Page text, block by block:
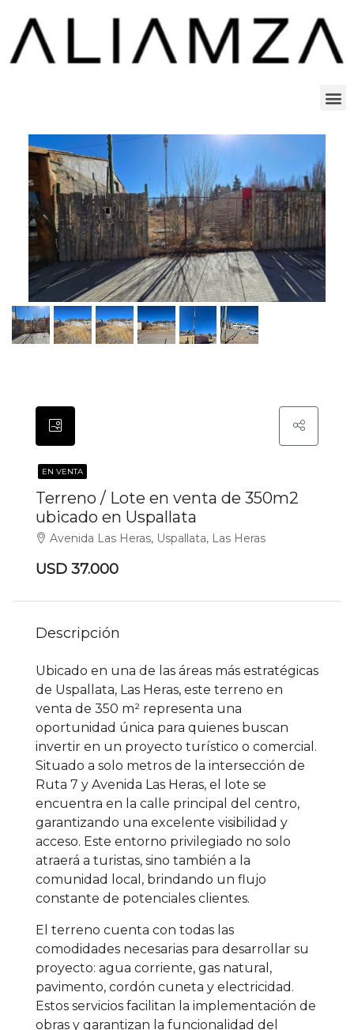
EN VENTA
Terreno / Lote en venta de 350m2
ubicado en Uspallata
Avenida Las Heras, Uspallata, Las Heras
USD 37.000
Descripción
Ubicado en una de las áreas más estratégicas
de Uspallata, Las Heras, este terreno en
venta de 350 m² representa una
oportunidad única para quienes buscan
invertir en un proyecto turístico o comercial.
Situado a solo metros de la intersección de
Ruta 7 y Avenida Las Heras, el lote se
encuentra en la calle principal del centro,
garantizando una excelente visibilidad y
acceso. Este entorno privilegiado no solo
atraerá a turistas, sino también a la
comunidad local, brindando un flujo
constante de potenciales clientes.
El terreno cuenta con todas las
comodidades necesarias para desarrollar su
proyecto: agua corriente, gas natural,
pavimento, cordón cuneta y electricidad.
Estos servicios facilitan la implementación de
obras y garantizan la funcionalidad del